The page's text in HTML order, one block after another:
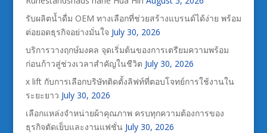
รับผลิตน้ำดื่ม OEM ทางเลือกที่ช่วยสร้างแบรนด์ได้ง่าย พร้อม
ต่อยอดธุรกิจอย่างมั่นใจ July 30, 2026
บริการวางฤกษ์มงคล จุดเริ่มต้นของการเตรียมความพร้อม
ก่อนก้าวสู่ช่วงเวลาสำคัญในชีวิต July 30, 2026
x lift กับการเลือกบริษัทติดตั้งลิฟท์ที่ตอบโจทย์การใช้งานใน
ระยะยาว July 30, 2026
เลือกแหล่งจำหน่ายผ้าคุณภาพ ครบทุกความต้องการของ
ธุรกิจตัดเย็บและงานแฟชั่น July 30, 2026